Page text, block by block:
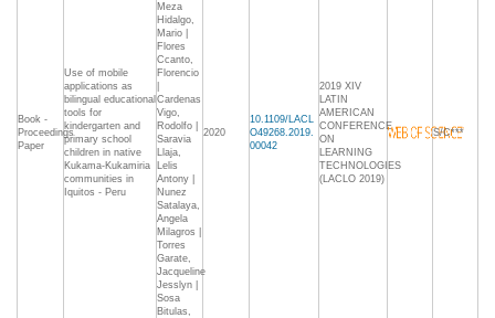
Book -
Proceedings
Paper
Use of mobile
applications as
bilingual educational
tools for
kindergarten and
primary school
children in native
Kukama-Kukamiria
communities in
Iquitos - Peru
Meza
Hidalgo,
Mario |
Flores
Ccanto,
Florencio
Cardenas
Vigo,
Rodolfo |
Saravia
Llaja,
Lelis
Antony |
Nunez
Satalaya,
Angela
Milagros |
Torres
Garate,
Jacqueline
Jesslyn |
Sosa
Bitulas,
2020
10.1109/LACL
O49268.2019.
00042
2019 XIV
LATIN
AMERICAN
CONFERENCE
ON
LEARNING
TECHNOLOGIES
(LACLO 2019)
S/C***